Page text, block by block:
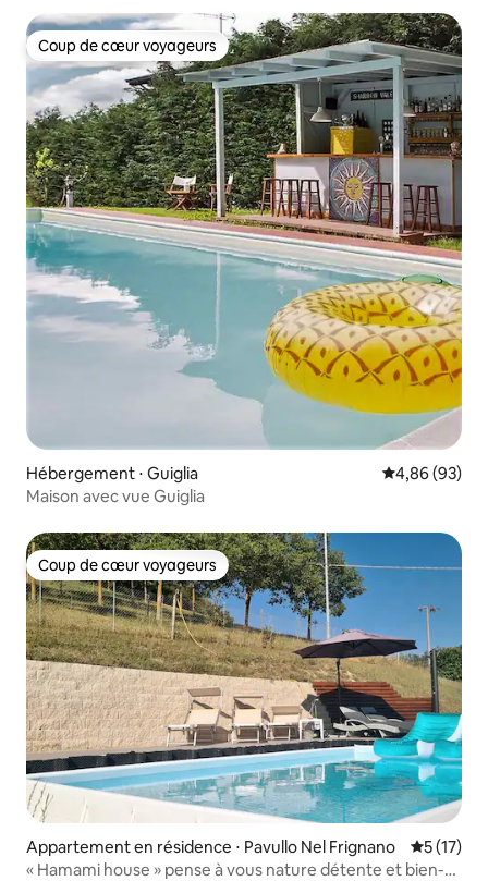
Coup de cœur voyageurs
Coup de cœur voyageurs
Hébergement ⋅ Guiglia Évaluation
4,86 (93)
Maison avec vue Guiglia
Coup de cœur voyageurs
Coup de cœur voyageurs
Appartement en résidence ⋅ Pavullo Nel Frignano
5 (17)
« Hamami house » pense à vous nature détente et bien-